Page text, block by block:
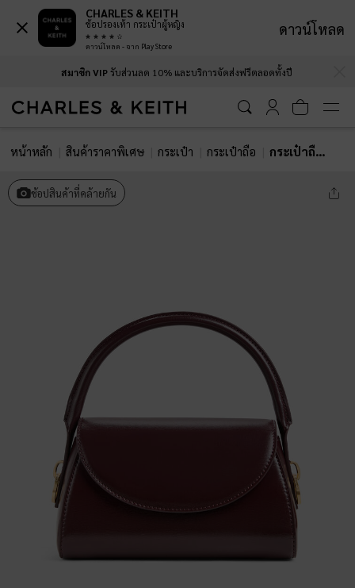
สมาชิก VIPรับส่วนลด 10% และบริการจัดส่งฟรีตลอดทั้งปี
หน้าหลัก สินค้าราคาพิเศษ กระเป๋า กระเป๋าถือ กระเป๋าถือดีไซน์ฝาพับหน้ารุ่น Kaila
ช้อปสินค้าที่คล้ายกัน
CHARLES & KEITH
ช้อปรองเท้า กระเป๋าผู้หญิง
ดาวน์โหลด - จาก Play Store
ดาวน์โหลด